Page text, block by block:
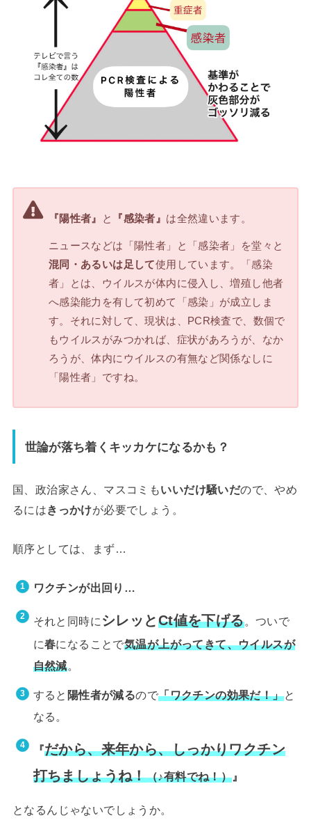
『陽性者』 と 『感染者』 は全然違います。
ニュースなどは「陽性者」と「感染者」を堂々と
混同・あるいは足して使用しています。「感染
者」とは、ウイルスが体内に侵入し、増殖し他者
へ感染能力を有して初めて「感染」が成立しま
す。それに対して、現状は、PCR検査で、数個で
もウイルスがみつかれば、症状があろうが、なか
ろうが、体内にウイルスの有無など関係なしに
「陽性者」ですね。
世論が落ち着くキッカケになるかも？
国、政治家さん、マスコミもいいだけ騒いだので、やめ
るにはきっかけが必要でしょう。
順序としては、まず…
ワクチンが出回り…
それと同時に シレッとCt値を下げる。ついで
に春になることで気温が上がってきて、ウイルスが
自然減。
すると 陽性者が減るので「ワクチンの効果だ！」と
なる。
『だから、来年から、しっかりワクチン
打ちましょうね！（♪有料でね！） 』
となるんじゃないでしょうか。